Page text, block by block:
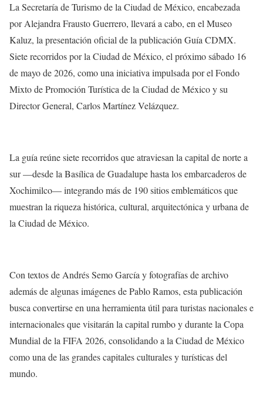
La Secretaría de Turismo de la Ciudad de México, encabezada
por Alejandra Frausto Guerrero, llevará a cabo, en el Museo
Kaluz, la presentación oficial de la publicación Guía CDMX.
Siete recorridos por la Ciudad de México, el próximo sábado 16
de mayo de 2026, como una iniciativa impulsada por el Fondo
Mixto de Promoción Turística de la Ciudad de México y su
Director General, Carlos Martínez Velázquez.
La guía reúne siete recorridos que atraviesan la capital de norte a
sur —desde la Basílica de Guadalupe hasta los embarcaderos de
Xochimilco— integrando más de 190 sitios emblemáticos que
muestran la riqueza histórica, cultural, arquitectónica y urbana de
la Ciudad de México.
Con textos de Andrés Semo García y fotografías de archivo
además de algunas imágenes de Pablo Ramos, esta publicación
busca convertirse en una herramienta útil para turistas nacionales e
internacionales que visitarán la capital rumbo y durante la Copa
Mundial de la FIFA 2026, consolidando a la Ciudad de México
como una de las grandes capitales culturales y turísticas del
mundo.